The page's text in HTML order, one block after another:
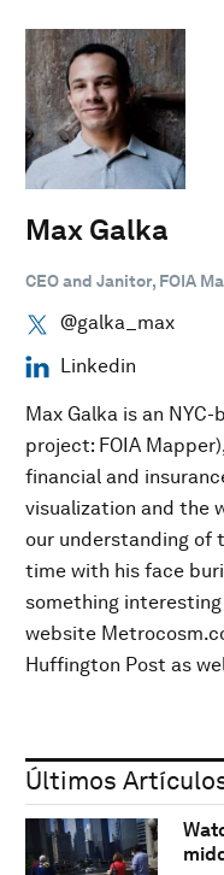
Max Galka
CEO and Janitor, FOIA
@galka_max
Linkedin
Max Galka is an
project: FOIA
financial and
visualization and the
our understanding of
time with his face
something
website
Huffington Post as
Últimos